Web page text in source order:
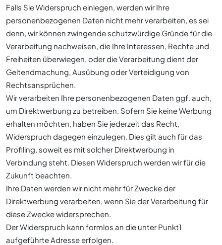
Falls Sie Widerspruch einlegen, werden wir Ihre
personenbezogenen Daten nicht mehr verarbeiten, es sei
denn, wir können zwingende schutzwürdige Gründe für die
Verarbeitung nachweisen, die Ihre Interessen, Rechte und
Freiheiten überwiegen, oder die Verarbeitung dient der
Geltendmachung, Ausübung oder Verteidigung von
Rechtsansprüchen.
Wir verarbeiten Ihre personenbezogenen Daten ggf. auch,
um Direktwerbung zu betreiben. Sofern Sie keine Werbung
erhalten möchten, haben Sie jederzeit das Recht,
Widerspruch dagegen einzulegen. Dies gilt auch für das
Profiling, soweit es mit solcher Direktwerbung in
Verbindung steht. Diesen Widerspruch werden wir für die
Zukunft beachten.
Ihre Daten werden wir nicht mehr für Zwecke der
Direktwerbung verarbeiten, wenn Sie der Verarbeitung für
diese Zwecke widersprechen.
Der Widerspruch kann formlos an die unter Punkt1
aufgeführte Adresse erfolgen.